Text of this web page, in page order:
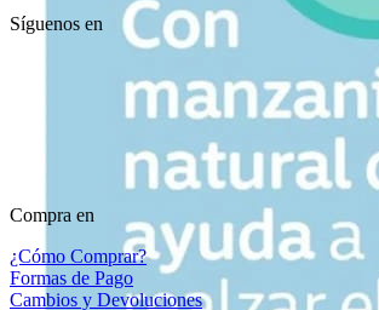
Síguenos en
Compra en
¿Cómo Comprar?
Formas de Pago
Cambios y Devoluciones